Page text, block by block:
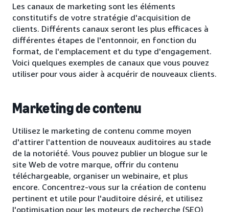
Les canaux de marketing sont les éléments
constitutifs de votre stratégie d'acquisition de
clients. Différents canaux seront les plus efficaces à
différentes étapes de l'entonnoir, en fonction du
format, de l'emplacement et du type d'engagement.
Voici quelques exemples de canaux que vous pouvez
utiliser pour vous aider à acquérir de nouveaux clients.
Marketing de contenu
Utilisez le marketing de contenu comme moyen
d'attirer l'attention de nouveaux auditoires au stade
de la notoriété. Vous pouvez publier un blogue sur le
site Web de votre marque, offrir du contenu
téléchargeable, organiser un webinaire, et plus
encore. Concentrez-vous sur la création de contenu
pertinent et utile pour l'auditoire désiré, et utilisez
l'optimisation pour les moteurs de recherche (SEO)